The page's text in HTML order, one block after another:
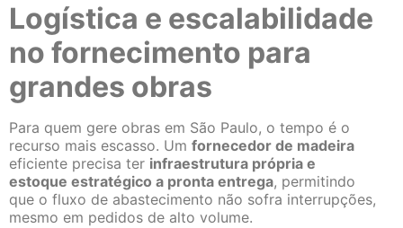
Logística e escalabilidade
no fornecimento para
grandes obras
Para quem gere obras em São Paulo, o tempo é o
recurso mais escasso. Um fornecedor de madeira
eficiente precisa ter infraestrutura própria e
estoque estratégico a pronta entrega, permitindo
que o fluxo de abastecimento não sofra interrupções,
mesmo em pedidos de alto volume.